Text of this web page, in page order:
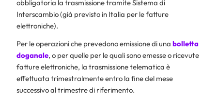
obbligatoria la trasmissione tramite Sistema di
Interscambio (già previsto in Italia per le fatture
elettroniche).
Per le operazioni che prevedono emissione di una bolletta
doganale, o per quelle per le quali sono emesse o ricevute
fatture elettroniche, la trasmissione telematica è
effettuata trimestralmente entro la fine del mese
successivo al trimestre di riferimento.